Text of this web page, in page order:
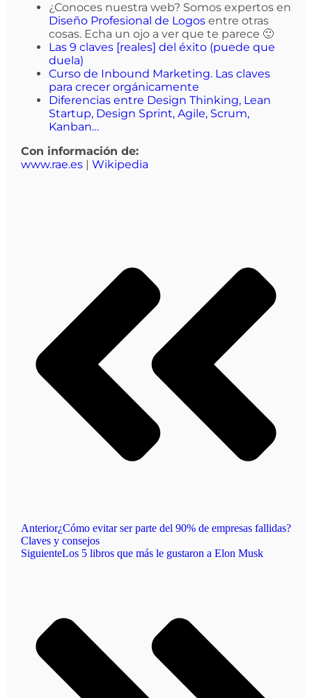
¿Conoces nuestra web? Somos expertos en
Diseño Profesional de Logosentre otras
cosas. Echa un ojo a ver que te parece 🙂
Las 9 claves [reales] del éxito (puede que
duela)
Curso de Inbound Marketing. Las claves
para crecer orgánicamente
Diferencias entre Design Thinking, Lean
Startup, Design Sprint, Agile, Scrum,
Kanban…
Con información de:
www.rae.es| Wikipedia
Anterior¿Cómo evitar ser parte del 90% de empresas fallidas?
Claves y consejos
SiguienteLos 5 libros que más le gustaron a Elon Musk